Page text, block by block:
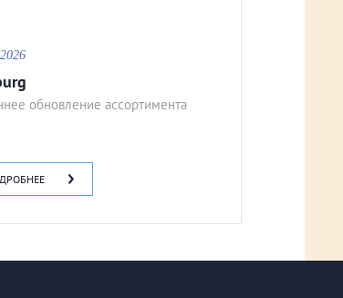
обновление ассортимента